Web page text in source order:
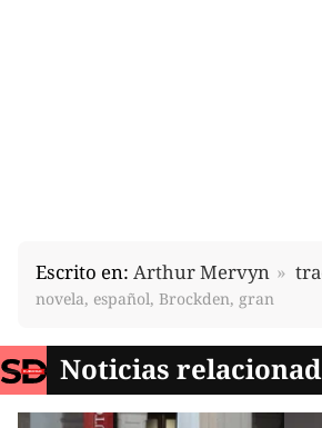
Escrito en: Arthur Mervyn
novela, español, Brockden, gran
Noticias